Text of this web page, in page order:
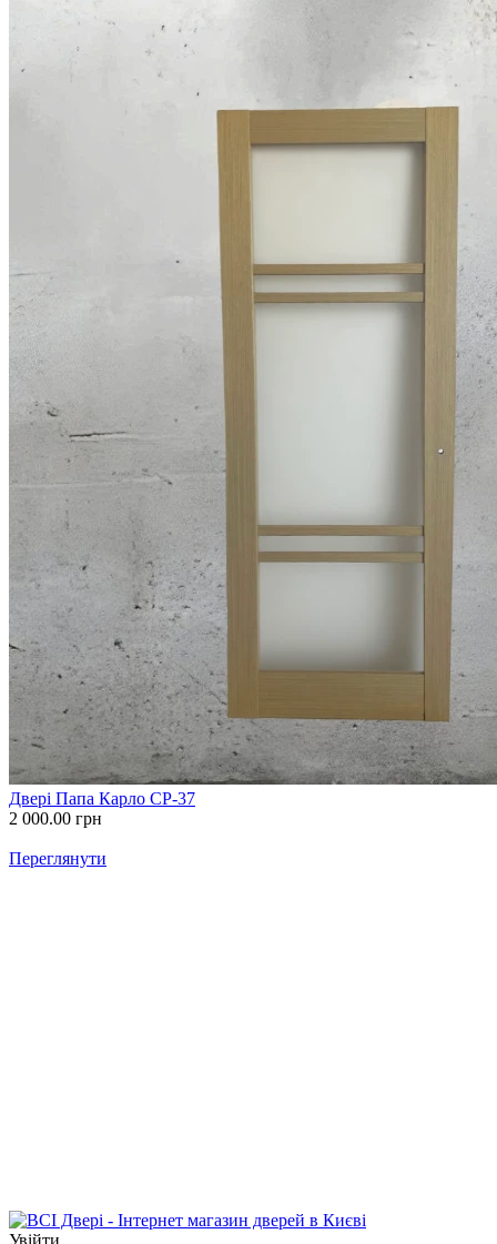
Двері Папа Карло СP-37
2 000.00 грн
Переглянути